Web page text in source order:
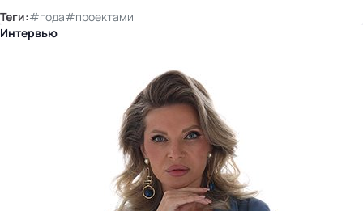
Теги:#года#проектами
Интервью